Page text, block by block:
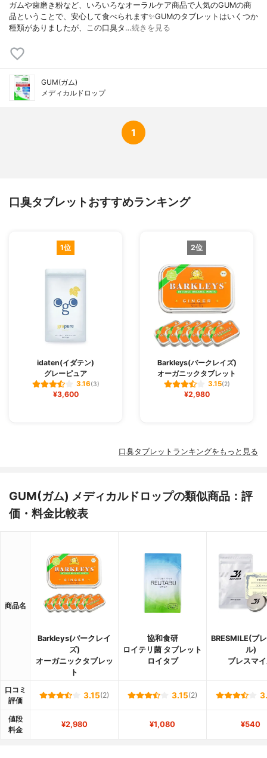
ガムや歯磨き粉など、いろいろなオーラルケア商品で人気のGUMの商
品ということで、安心して食べられます✨GUMのタブレットはいくつか
種類がありましたが、この口臭タ…続きを見る
GUM(ガム)
メディカルドロップ
1
口臭タブレットおすすめランキング
1位
idaten(イダテン)
グレーピュア
3.16(3)
¥3,600
2位
Barkleys(バークレイズ)
オーガニックタブレット
3.15(2)
¥2,980
口臭タブレットランキングをもっと見る
GUM(ガム) メディカルドロップの類似商品：評
価・料金比較表
商品名
Barkleys(バークレイ
ズ)
オーガニックタブレッ
ト
協和食研
ロイテリ菌 タブレット
ロイタブ
BRESMILE(ブ
ル)
ブレスマ
口コミ
評価
3.15(2) 3.15(2)
値段
料金
¥2,980 ¥1,080 ¥540